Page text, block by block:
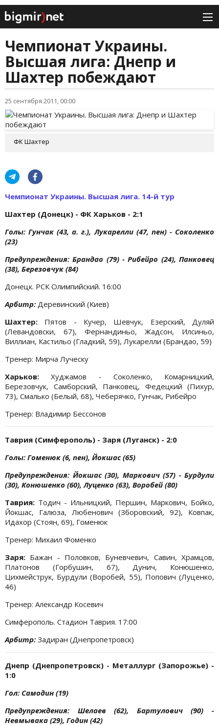
Чемпионат Украины.
Высшая лига: Днепр и
Шахтер побеждают
25 сентября 2011, 00:00
ФК Шахтер
Чемпионат Украины. Высшая лига. 14-й тур
Шахтер (Донецк) - ФК Харьков - 2:1
Голы: Гунчак (43, а. г.), Лукарелли (47, пен) - Соколенко
(23)
Предупреждения: Брандао (79) - Рибейро (24), Панковец
(38), Березовчук (84)
Донецк. РСК Олимпийский. 16:00
Арбитр: Деревинский (Киев)
Шахтер: Пятов - Кучер, Шевчук, Езерский, Дуляй
(Левандовски, 67), Фернандиньо, Жадсон, Илсиньо,
Виллиан, Кастильо (Гладкий, 59), Лукарелли (Брандао, 59)
Тренер: Мирча Луческу
Харьков: Худжамов - Соколенко, Комарницкий,
Березовчук, Самборский, Панковец, Федецкий (Пихур,
73), Смалько (Белый, 68), Чеберячко, Гунчак, Рибейро
Тренер: Владимир Бессонов
Таврия (Симферополь) - Заря (Луганск) - 2:0
Голы: Гоменюк (6, пен), Йокшас (65)
Предупреждения: Йокшас (30), Маркович (57) - Бурдули
(30), Конюшенко (60), Луценко (63), Воробей (80)
Таврия: Тодич - Ильницкий, Першин, Маркович, Бойко,
Йокшас, Галюза, Любенович (Зборовский, 92), Ковпак,
Идахор (Стоян, 69), Гоменюк
Тренер: Михаил Фоменко
Заря: Бажан - Половков, Буневчевич, Савин, Храмцов,
Платонов (Горбушин, 67), Дунич, Конюшенко,
Цихмейструк, Бурдули (Воробей, 55), Попович (Луценко,
46)
Тренер: Александр Косевич
Симферополь. Стадион Таврия. 17:00
Арбитр: Задиран (Днепропетровск)
Днепр (Днепропетровск) - Металлург (Запорожье) -
1:0
Гол: Самодин (19)
Предупреждения: Шелаев (62), Бартулович (90) -
Невмывака (29), Годин (42)